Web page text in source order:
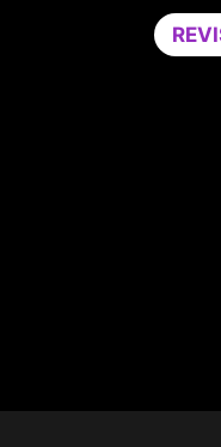
Game Optimizer
necesaria para